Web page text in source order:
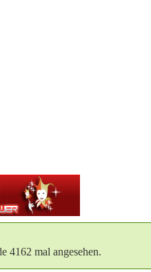
4162 mal angesehen.